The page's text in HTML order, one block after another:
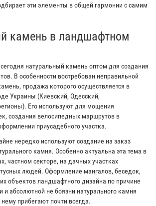
эти элементы в общей гармонии с самим
камень в ландшафтном
натуральный камень оптом для создания
В особенности востребован неправильной
продажа которого осуществляется в
Украины (Киевский, Одесский,
Его используют для мощения
создания велосипедных маршрутов в
приусадебного участка.
нередко используют создание на заказ
камня. Особенно актуальна эта тема в
частном секторе, на дачных участках
людей. Оформление мангалов, беседок,
объектов ландшафтного дизайна по причине
и абсолютной не боязни натурального камня
прибегают почти всегда.